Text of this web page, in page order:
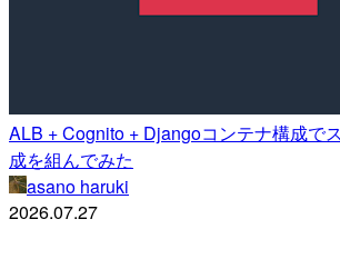
ALB + Cognito + Djangoコンテナ構成で
成を組んでみた
asano haruki
2026.07.27